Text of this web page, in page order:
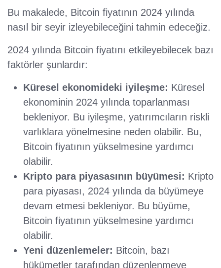
Bu makalede, Bitcoin fiyatının 2024 yılında
nasıl bir seyir izleyebileceğini tahmin edeceğiz.
2024 yılında Bitcoin fiyatını etkileyebilecek bazı
faktörler şunlardır:
Küresel ekonomideki iyileşme: Küresel
ekonominin 2024 yılında toparlanması
bekleniyor. Bu iyileşme, yatırımcıların riskli
varlıklara yönelmesine neden olabilir. Bu,
Bitcoin fiyatının yükselmesine yardımcı
olabilir.
Kripto para piyasasının büyümesi: Kripto
para piyasası, 2024 yılında da büyümeye
devam etmesi bekleniyor. Bu büyüme,
Bitcoin fiyatının yükselmesine yardımcı
olabilir.
Yeni düzenlemeler: Bitcoin, bazı
hükümetler tarafından düzenlenmeye